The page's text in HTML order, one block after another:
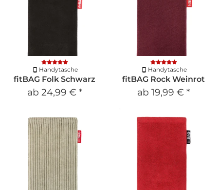
Handytasche
fitBAG Folk Schwarz
ab 24,99 € *
Handytasche
fitBAG Rock Weinrot
ab 19,99 € *